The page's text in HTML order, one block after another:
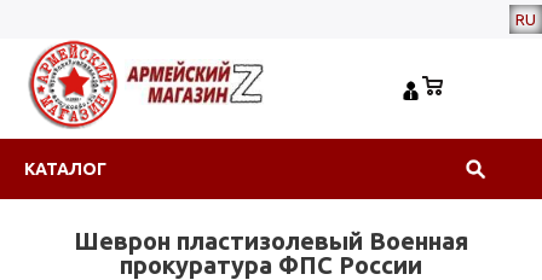
RU
КАТАЛОГ
Шеврон пластизолевый Военная
прокуратура ФПС России